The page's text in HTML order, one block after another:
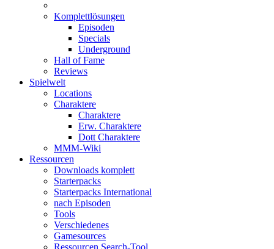
Komplettlösungen
Episoden
Specials
Underground
Hall of Fame
Reviews
Spielwelt
Locations
Charaktere
Charaktere
Erw. Charaktere
Dott Charaktere
MMM-Wiki
Ressourcen
Downloads komplett
Starterpacks
Starterpacks International
nach Episoden
Tools
Verschiedenes
Gamesources
Ressourcen Search-Tool